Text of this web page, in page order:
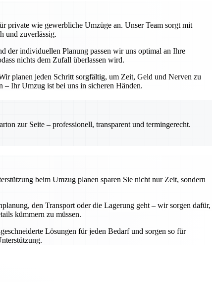
private wie gewerbliche Umzüge an. Unser Team sorgt mit
und zuverlässig.
der individuellen Planung passen wir uns optimal an Ihre
nichts dem Zufall überlassen wird.
planen jeden Schritt sorgfältig, um Zeit, Geld und Nerven zu
– Ihr Umzug ist bei uns in sicheren Händen.
zur Seite – professionell, transparent und termingerecht.
beim Umzug planen sparen Sie nicht nur Zeit, sondern
den Transport oder die Lagerung geht – wir sorgen dafür,
kümmern zu müssen.
Lösungen für jeden Bedarf und sorgen so für